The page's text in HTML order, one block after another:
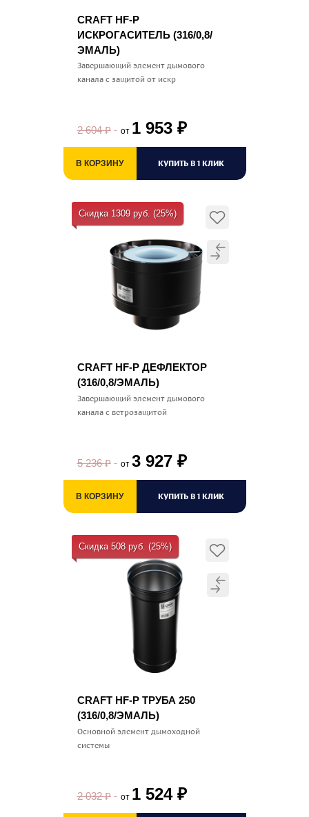
CRAFT HF-P
ИСКРОГАСИТЕЛЬ (316/0,8/
ЭМАЛЬ)
Завершающий элемент дымового
канала с защитой от искр
2 604₽ от 1 953 ₽
В КОРЗИНУ КУПИТЬ В 1 КЛИК
Скидка 1309 руб. (25%)
CRAFT HF-P ДЕФЛЕКТОР
(316/0,8/ЭМАЛЬ)
Завершающий элемент дымового
канала с ветрозащитой
5 236₽ от 3 927 ₽
В КОРЗИНУ КУПИТЬ В 1 КЛИК
Скидка 508 руб. (25%)
CRAFT HF-P ТРУБА 250
(316/0,8/ЭМАЛЬ)
Основной элемент дымоходной
системы
2 032₽ от 1 524 ₽